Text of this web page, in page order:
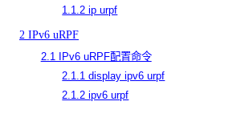
1.1.2 ip urpf
2 IPv6 uRPF
2.1 IPv6 uRPF配置命令
2.1.1 display ipv6 urpf
2.1.2 ipv6 urpf